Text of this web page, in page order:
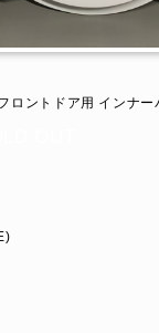
ントドア用 インナー